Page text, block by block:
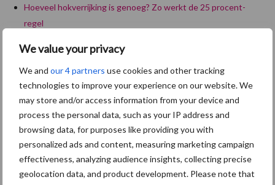
We value your privacy
We and our 4 partners use cookies and other tracking
technologies to improve your experience on our website. We
may store and/or access information from your device and
process the personal data, such as your IP address and
browsing data, for purposes like providing you with
personalized ads and content, measuring marketing campaign
effectiveness, analyzing audience insights, collecting precise
geolocation data, and product development. Please note that
Hoeveel hokverrijking is genoeg? Zo werkt de 25 procent-
regel
Nestbouwmateriaal voor zeugen: uiting van natuurlijk gedrag
Praktijktips van Anita Hoofs: “het varken vertelt of
hokverrijking werkt”
Hokverrijking: niet alleen omdat het moet, maar omdat het ook
wat oplevert
Extra hokverrijking als vangnet bij problemen